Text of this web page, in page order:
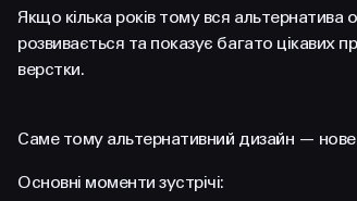
Якщо кілька років тому вся
розвивається та показує багато цікавих
верстки.
Саме тому альтернативний дизайн —
Основні моменти зустрічі: